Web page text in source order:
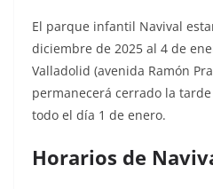
El parque infantil Navival
diciembre de 2025 al 4 de
Valladolid (avenida Ramón
permanecerá cerrado la
todo el día 1 de enero.
Horarios de